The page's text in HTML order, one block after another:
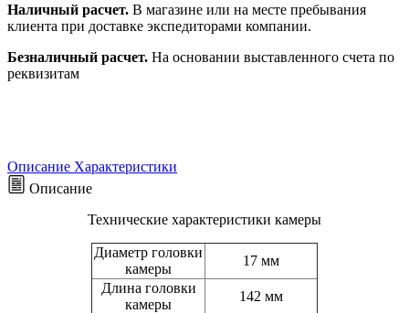
Наличный расчет. В магазине или на месте пребывания
клиента при доставке экспедиторами компании.
Безналичный расчет. На основании выставленного счета по
реквизитам
Описание Характеристики
Описание
Технические характеристики камеры
Диаметр головки
камеры
17 мм
Длина головки
камеры
142 мм